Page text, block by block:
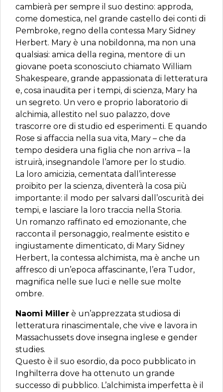
cambierà per sempre il suo destino: approda,
come domestica, nel grande castello dei conti di
Pembroke, regno della contessa Mary Sidney
Herbert. Mary è una nobildonna, ma non una
qualsiasi: amica della regina, mentore di un
giovane poeta sconosciuto chiamato William
Shakespeare, grande appassionata di letteratura
e, cosa inaudita per i tempi, di scienza, Mary ha
un segreto. Un vero e proprio laboratorio di
alchimia, allestito nel suo palazzo, dove
trascorre ore di studio ed esperimenti. E quando
Rose si affaccia nella sua vita, Mary – che da
tempo desidera una figlia che non arriva – la
istruirà, insegnandole l’amore per lo studio.
La loro amicizia, cementata dall’interesse
proibito per la scienza, diventerà la cosa più
importante: il modo per salvarsi dall’oscurità dei
tempi, e lasciare la loro traccia nella Storia.
Un romanzo raffinato ed emozionante, che
racconta il personaggio, realmente esistito e
ingiustamente dimenticato, di Mary Sidney
Herbert, la contessa alchimista, ma è anche un
affresco di un’epoca affascinante, l’era Tudor,
magnifica nelle sue luci e nelle sue molte
ombre.
Naomi Miller è un’apprezzata studiosa di
letteratura rinascimentale, che vive e lavora in
Massachussets dove insegna inglese e gender
studies.
Questo è il suo esordio, da poco pubblicato in
Inghilterra dove ha ottenuto un grande
successo di pubblico. L’alchimista imperfetta è il